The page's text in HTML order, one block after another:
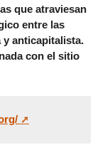
que atraviesan
entre las
anticapitalista.
con el sitio